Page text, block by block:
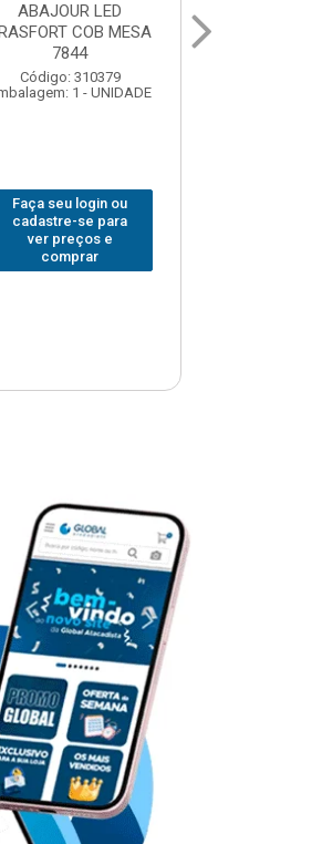
BOLSA PARA
FERRAMENTAS
BRASFORT FECHADA
18BOLSOS 7559
Código: 312401
Faça seu login ou
cadastre-se para
ver preços e
comprar